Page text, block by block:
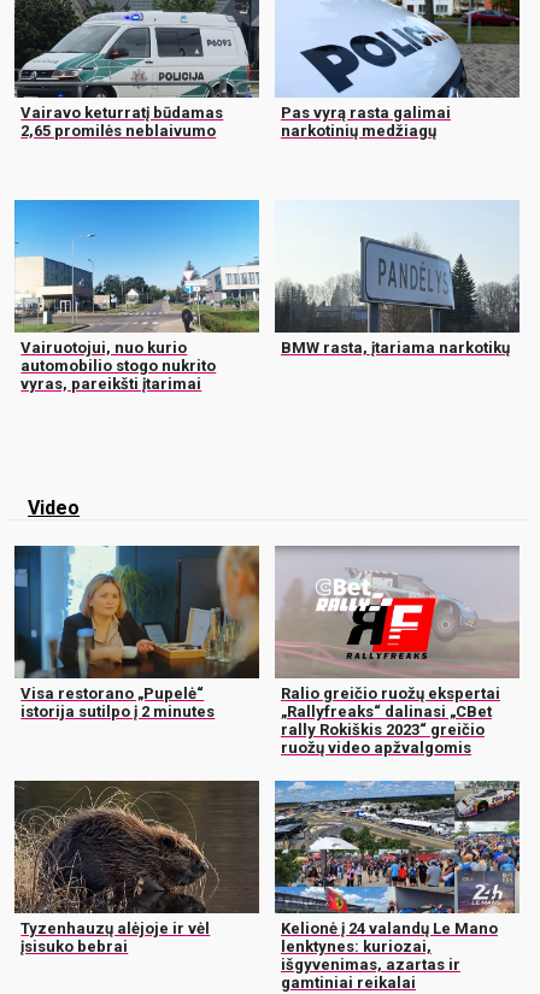
Vairavo keturratį būdamas
2,65 promilės neblaivumo
Pas vyrą rasta galimai
narkotinių medžiagų
Vairuotojui, nuo kurio
automobilio stogo nukrito
vyras, pareikšti įtarimai
BMW rasta, įtariama narkotikų
Video
Visa restorano „Pupelė“
istorija sutilpo į 2 minutes
Ralio greičio ruožų ekspertai
„Rallyfreaks“ dalinasi „CBet
rally Rokiškis 2023“ greičio
ruožų video apžvalgomis
Tyzenhauzų alėjoje ir vėl
įsisuko bebrai
Kelionė į 24 valandų Le Mano
lenktynes: kuriozai,
išgyvenimas, azartas ir
gamtiniai reikalai